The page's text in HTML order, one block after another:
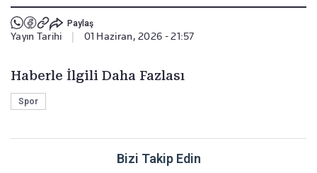
Paylaş
Yayın Tarihi 01 Haziran, 2026 - 21:57
Haberle İlgili Daha Fazlası
Spor
Bizi Takip Edin